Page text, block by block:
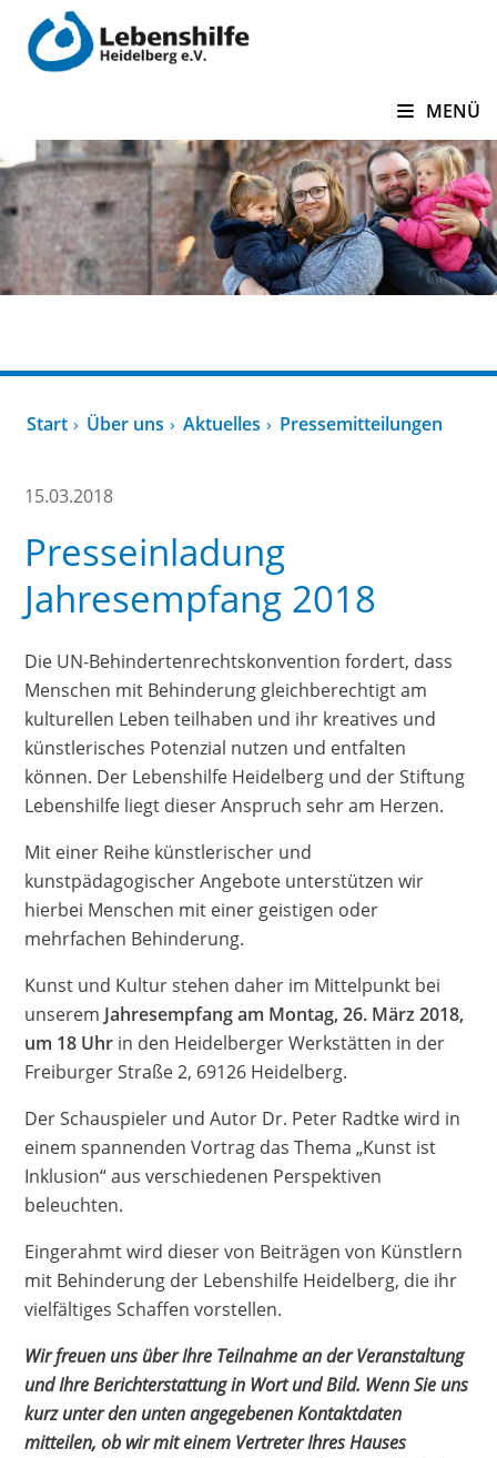
zum Inhalt springen
MENÜ
Start Über uns Aktuelles Pressemitteilungen
15.03.2018
Presseinladung
Jahresempfang 2018
Die UN-Behindertenrechtskonvention fordert, dass
Menschen mit Behinderung gleichberechtigt am
kulturellen Leben teilhaben und ihr kreatives und
künstlerisches Potenzial nutzen und entfalten
können. Der Lebenshilfe Heidelberg und der Stiftung
Lebenshilfe liegt dieser Anspruch sehr am Herzen.
Mit einer Reihe künstlerischer und
kunstpädagogischer Angebote unterstützen wir
hierbei Menschen mit einer geistigen oder
mehrfachen Behinderung.
Kunst und Kultur stehen daher im Mittelpunkt bei
unserem Jahresempfang am Montag, 26. März 2018,
um 18 Uhr in den Heidelberger Werkstätten in der
Freiburger Straße 2, 69126 Heidelberg.
Der Schauspieler und Autor Dr. Peter Radtke wird in
einem spannenden Vortrag das Thema „Kunst ist
Inklusion“ aus verschiedenen Perspektiven
beleuchten.
Eingerahmt wird dieser von Beiträgen von Künstlern
mit Behinderung der Lebenshilfe Heidelberg, die ihr
vielfältiges Schaffen vorstellen.
Wir freuen uns über Ihre Teilnahme an der Veranstaltung
und Ihre Berichterstattung in Wort und Bild. Wenn Sie uns
kurz unter den unten angegebenen Kontaktdaten
mitteilen, ob wir mit einem Vertreter Ihres Hauses